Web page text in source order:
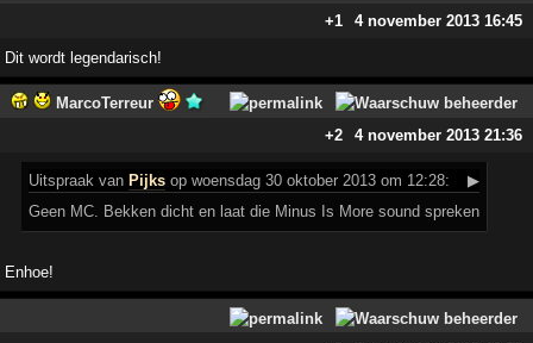
+1
4 november 2013 16:45
Dit wordt legendarisch!
MarcoTerreur
+2
4 november 2013 21:36
Uitspraak van Pijks op woensdag 30 oktober 2013 om 12:28:
▶
Geen MC. Bekken dicht en laat die Minus Is More sound spreken
Enhoe!